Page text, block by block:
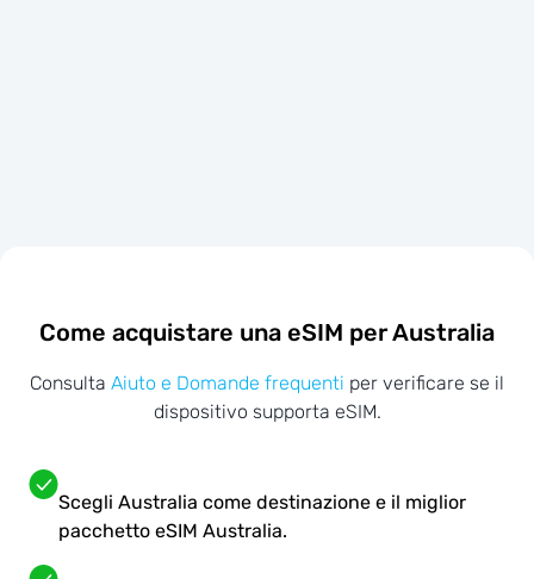
Come acquistare una eSIM per Australia
Consulta Aiuto e Domande frequenti per verificare se il
dispositivo supporta eSIM.
Scegli Australia come destinazione e il miglior
pacchetto eSIM Australia.